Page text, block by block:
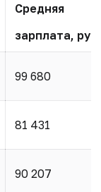
Средняя
зарплата, руб.
99 680
81 431
90 207